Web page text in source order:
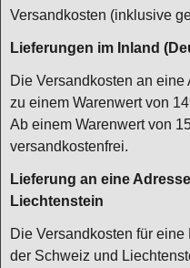
Versandkosten (inklusive
Lieferungen im Inland
Die Versandkosten an
zu einem Warenwert von
Ab einem Warenwert von
versandkostenfrei.
Lieferung an eine
Liechtenstein
Die Versandkosten für
der Schweiz und